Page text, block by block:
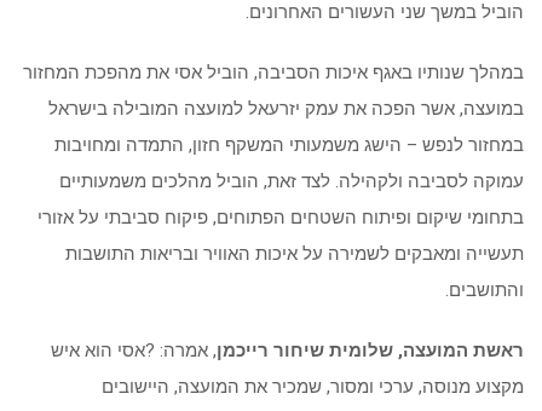
הוביל במשך שני העשורים האחרונים.
במהלך שנותיו באגף איכות הסביבה, הוביל אסי את מהפכת המחזור
במועצה, אשר הפכה את עמק יזרעאל למועצה המובילה בישראל
במחזור לנפש – הישג משמעותי המשקף חזון, התמדה ומחויבות
עמוקה לסביבה ולקהילה. לצד זאת, הוביל מהלכים משמעותיים
בתחומי שיקום ופיתוח השטחים הפתוחים, פיקוח סביבתי על אזורי
תעשייה ומאבקים לשמירה על איכות האוויר ובריאות התושבות
והתושבים.
ראשת המועצה, שלומית שיחור רייכמן, אמרה: ?אסי הוא איש
מקצוע מנוסה, ערכי ומסור, שמכיר את המועצה, היישובים